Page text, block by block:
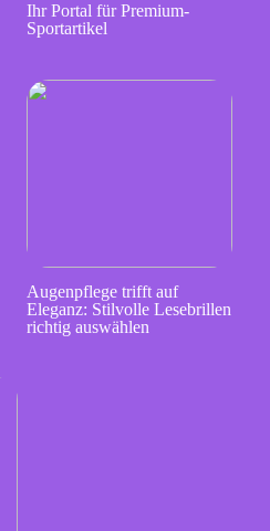
Ihr Portal für Premium-
Sportartikel
Augenpflege trifft auf
Eleganz: Stilvolle Lesebrillen
richtig auswählen